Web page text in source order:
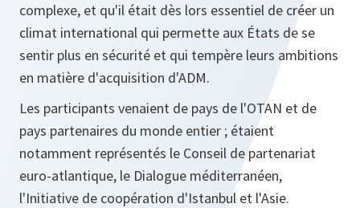
complexe, et qu'il était dès lors essentiel de créer un
climat international qui permette aux États de se
sentir plus en sécurité et qui tempère leurs ambitions
en matière d'acquisition d'ADM.
Les participants venaient de pays de l'OTAN et de
pays partenaires du monde entier ; étaient
notamment représentés le Conseil de partenariat
euro-atlantique, le Dialogue méditerranéen,
l'Initiative de coopération d'Istanbul et l'Asie.